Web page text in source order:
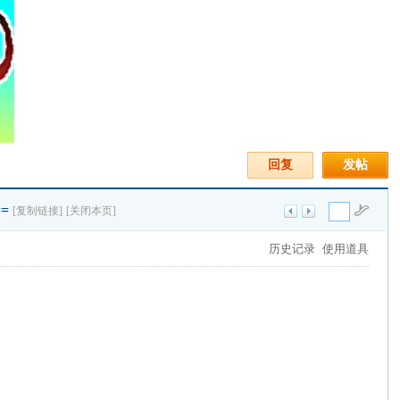
发帖
回复
[复制链接] [关闭本页]
历史记录 使用道具